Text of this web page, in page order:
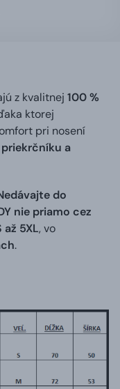
z kvalitnej 100 %
ktorej
pri nosení
a
do
nie priamo cez
až 5XL, vo
.